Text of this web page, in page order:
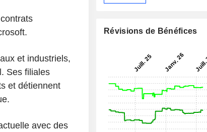
et industriels,
Ses filiales
et détiennent
avec des
Révisions de Bénéfices